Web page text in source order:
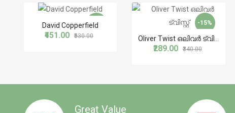
-15%
David Copperfield
₹451.00 ₹530.00
-15%
₹289.00 ₹340.00
Great Value